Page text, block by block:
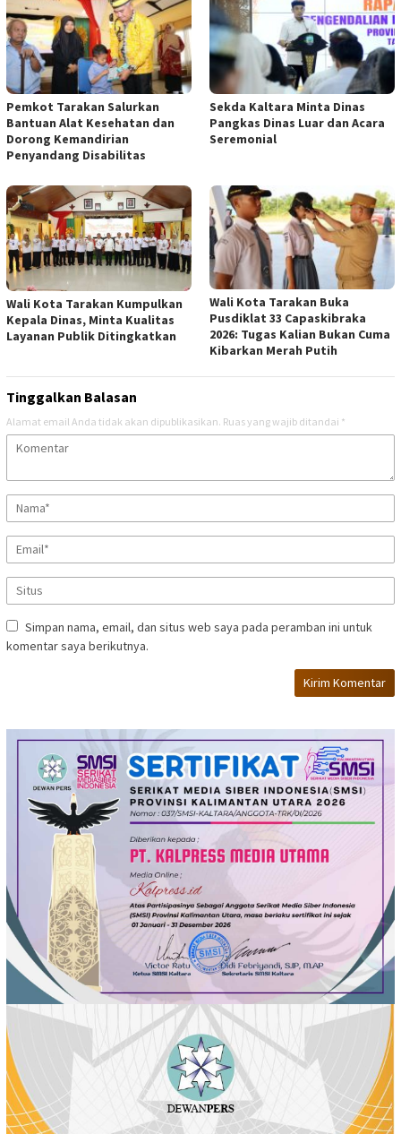
Pemkot Tarakan Salurkan
Bantuan Alat Kesehatan dan
Dorong Kemandirian
Penyandang Disabilitas
Sekda Kaltara Minta Dinas
Pangkas Dinas Luar dan Acara
Seremonial
Wali Kota Tarakan Kumpulkan
Kepala Dinas, Minta Kualitas
Layanan Publik Ditingkatkan
Wali Kota Tarakan Buka
Pusdiklat 33 Capaskibraka
2026: Tugas Kalian Bukan Cuma
Kibarkan Merah Putih
Tinggalkan Balasan
Alamat email Anda tidak akan dipublikasikan. Ruas yang wajib ditandai *
Simpan nama, email, dan situs web saya pada peramban ini untuk
komentar saya berikutnya.